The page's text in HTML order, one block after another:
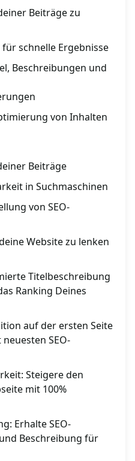
Beiträge zu
schnelle Ergebnisse
Beschreibungen und
von Inhalten
Beiträge
in Suchmaschinen
von SEO-
Website zu lenken
Titelbeschreibung
Ranking Deines
auf der ersten Seite
SEO-
Steigere den
mit 100%
Erhalte SEO-
Beschreibung für